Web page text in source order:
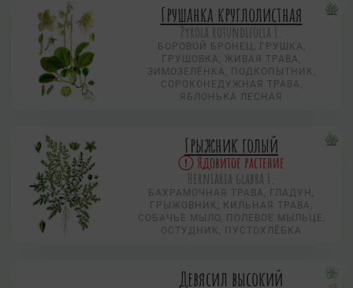
Грушанка круглолистная
Pyrola rotundifolia L.
БОРОВОЙ БРОНЕЦ, ГРУШКА,
ГРУШОВКА, ЖИВАЯ ТРАВА,
ЗИМОЗЕЛЁНКА, ПОДКОПЫТНИК,
СОРОКОНЕДУЖНАЯ ТРАВА,
ЯБЛОНЬКА ЛЕСНАЯ
Грыжник голый
Ядовитое растение
Herniaria glabra L.
БАХРАМОЧНАЯ ТРАВА, ГЛАДУН,
ГРЫЖОВНИК, КИЛЬНАЯ ТРАВА,
СОБАЧЬЕ МЫЛО, ПОЛЕВОЕ МЫЛЬЦЕ,
ОСТУДНИК, ПУСТОХЛЁБКА
Девясил высокий